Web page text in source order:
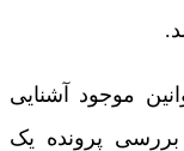
موجود آشنایی
پرونده یک